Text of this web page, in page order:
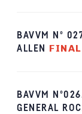
BAVVM Nº
ALLEN
BAVVM
GENERAL